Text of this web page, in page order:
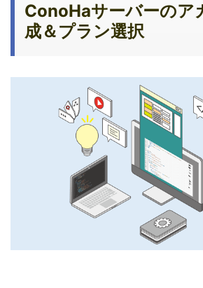
ConoHaサーバーのア
成＆プラン選択